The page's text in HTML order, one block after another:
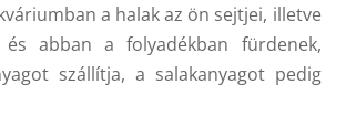
a halak az ön sejtjei, illetve
és abban a folyadékban fürdenek,
szállítja, a salakanyagot pedig